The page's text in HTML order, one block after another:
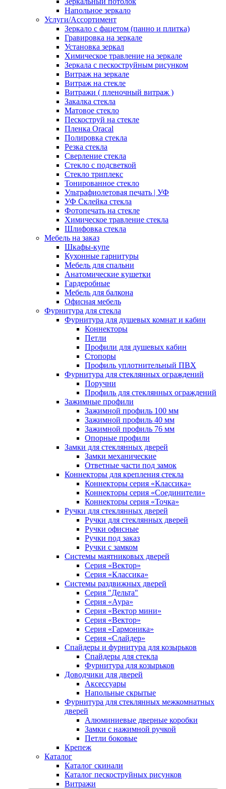
Напольное зеркало
Услуги/Ассортимент
Зеркало с фацетом (панно и плитка)
Гравировка на зеркале
Установка зеркал
Химическое травление на зеркале
Зеркала с пескоструйным рисунком
Витраж на зеркале
Витраж на стекле
Витражи ( пленочный витраж )
Закалка стекла
Матовое стекло
Пескоструй на стекле
Пленка Oracal
Полировка стекла
Резка стекла
Сверление стекла
Стекло с подсветкой
Стекло триплекс
Тонированное стекло
Ультрафиолетовая печать | УФ
УФ Склейка стекла
Фотопечать на стекле
Химическое травление стекла
Шлифовка стекла
Мебель на заказ
Шкафы-купе
Кухонные гарнитуры
Мебель для спальни
Анатомические кушетки
Гардеробные
Мебель для балкона
Офисная мебель
Фурнитура для стекла
Фурнитура для душевых комнат и кабин
Коннекторы
Петли
Профили для душевых кабин
Стопоры
Профиль уплотнительный ПВХ
Фурнитура для стеклянных ограждений
Поручни
Профиль для стеклянных ограждений
Зажимные профили
Зажимной профиль 100 мм
Зажимной профиль 40 мм
Зажимной профиль 76 мм
Опорные профили
Замки для стеклянных дверей
Замки механические
Ответные части под замок
Коннекторы для крепления стекла
Коннекторы серия «Классика»
Коннекторы серия «Соединители»
Коннекторы серия «Точка»
Ручки для стеклянных дверей
Ручки для стеклянных дверей
Ручки офисные
Ручки под заказ
Ручки с замком
Системы маятниковых дверей
Серия «Вектор»
Серия «Классика»
Системы раздвижных дверей
Серия "Дельта"
Серия «Аура»
Серия «Вектор мини»
Серия «Вектор»
Серия «Гармоника»
Серия «Слайдер»
Спайдеры и фурнитура для козырьков
Спайдеры для стекла
Фурнитура для козырьков
Доводчики для дверей
Аксессуары
Напольные скрытые
Фурнитура для стеклянных межкомнатных
дверей
Алюминиевые дверные коробки
Замки с нажимной ручкой
Петли боковые
Крепеж
Каталог
Каталог скинали
Каталог пескоструйных рисунков
Витражи